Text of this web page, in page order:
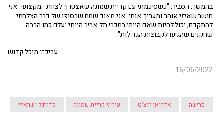
בהמשך, הסביר: "כשסיכמתי עם קריית שמונה שאצטרף לצוות המקצועי. אני
חושב שאיזי אוהב ומעריך אותי. אני מאוד שמח שבסופו של דבר הצלחתי
להתקדם, יכול להיות שאם הייתי במכבי תל אביב הייתי נעלם כמו הרבה
שחקנים שהגיעו לקבוצות הגדולות".
עריכה: מיכל קדוש
16/06/2022
פרישה אדריאן רוצ'ט עירוני קריית שמונה כדורגל ישראלי